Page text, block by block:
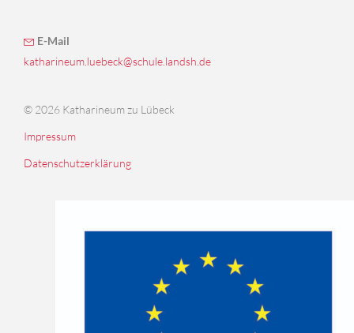
E-Mail
katharineum.luebeck@schule.landsh.de
© 2026 Katharineum zu Lübeck
Impressum
Datenschutzerklärung